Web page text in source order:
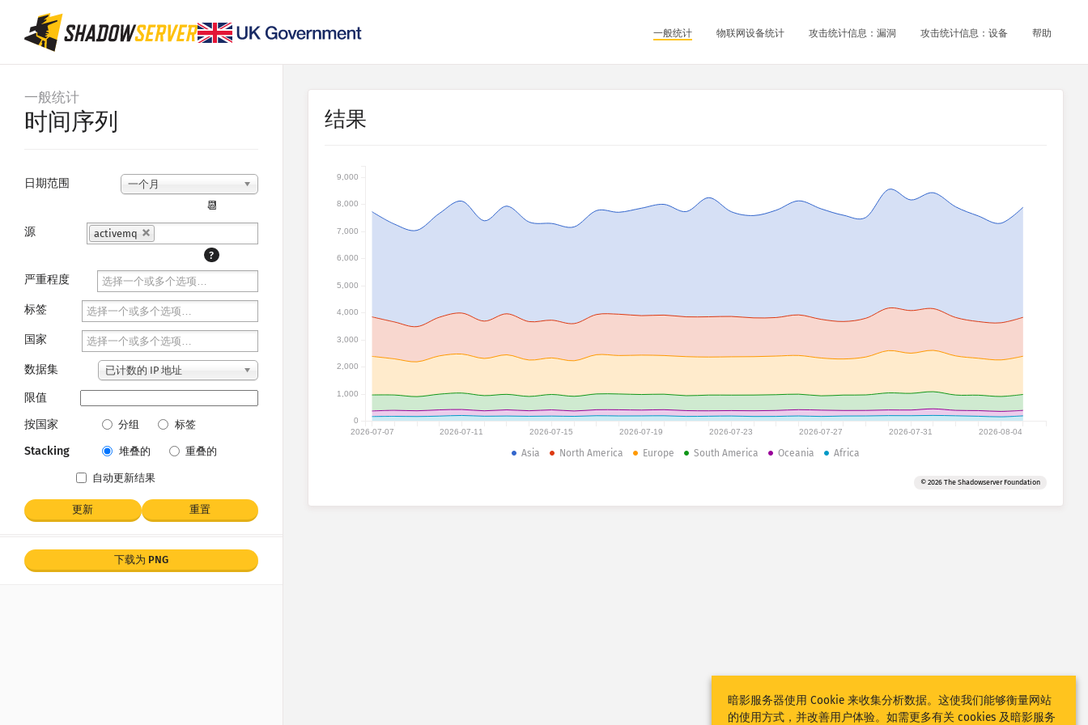
一般统计 物联网设备统计 攻击统计信息：漏洞 攻击统计信息：设备 帮助
一般统计
时间序列
日期范围 一个月
📆
源
activemq
?
严重程度
标签
国家
数据集 已计数的 IP 地址
限值
按国家
分组 标签
Stacking 堆叠的 重叠的
自动更新结果
更新 重置
下载为 PNG
结果
2026-07-07 2026-07-11 2026-07-15 2026-07-19 2026-07-23 2026-07-27 2026-07-31 2026-08-04
0
1,000
2,000
3,000
4,000
5,000
6,000
7,000
8,000
9,000
Asia North America Europe South America Oceania Africa
© 2026 The Shadowserver Foundation
暗影服务器使用 Cookie 来收集分析数据。这使我们能够衡量网站
的使用方式，并改善用户体验。如需更多有关 cookies 及暗影服务